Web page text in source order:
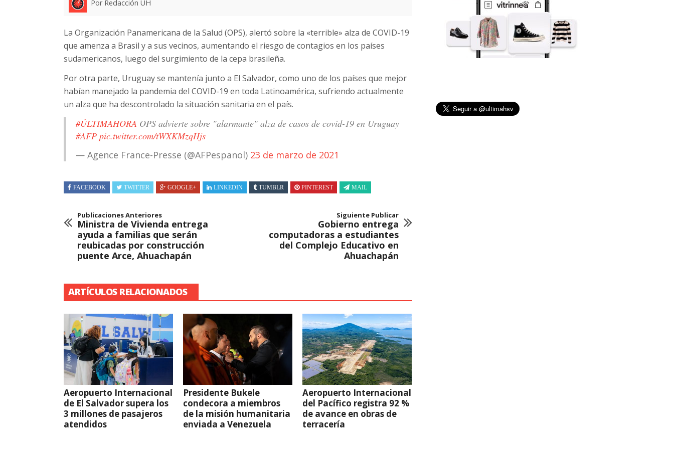
Por Redacción UH
La Organización Panamericana de la Salud (OPS), alertó sobre la «terrible» alza de COVID-19
que amenza a Brasil y a sus vecinos, aumentando el riesgo de contagios en los países
sudamericanos, luego del surgimiento de la cepa brasileña.
Por otra parte, Uruguay se mantenía junto a El Salvador, como uno de los países que mejor
habían manejado la pandemia del COVID-19 en toda Latinoamérica, sufriendo actualmente
un alza que ha descontrolado la situación sanitaria en el país.
#ÚLTIMAHORA OPS advierte sobre "alarmante" alza de casos de covid-19 en Uruguay
#AFP pic.twitter.com/tWXKMzqHjs
— Agence France-Presse (@AFPespanol) 23 de marzo de 2021
FACEBOOK TWITTER GOOGLE+ LINKEDIN TUMBLR PINTEREST MAIL
Publicaciones Anteriores
Ministra de Vivienda entrega
ayuda a familias que serán
reubicadas por construcción
puente Arce, Ahuachapán
Siguiente Publicar
Gobierno entrega
computadoras a estudiantes
del Complejo Educativo en
Ahuachapán
ARTÍCULOS RELACIONADOS
Aeropuerto Internacional
de El Salvador supera los
3 millones de pasajeros
atendidos
Presidente Bukele
condecora a miembros
de la misión humanitaria
enviada a Venezuela
Aeropuerto Internacional
del Pacífico registra 92 %
de avance en obras de
terracería